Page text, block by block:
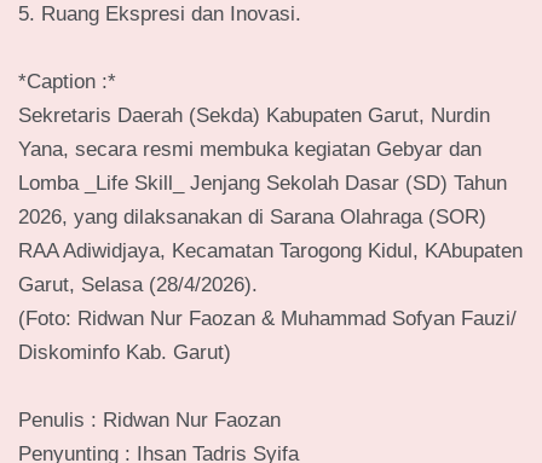
5. Ruang Ekspresi dan Inovasi.
‎*Caption :*
Sekretaris Daerah (Sekda) Kabupaten Garut, Nurdin
Yana, secara resmi membuka kegiatan Gebyar dan
Lomba _Life Skill_ Jenjang Sekolah Dasar (SD) Tahun
2026, yang dilaksanakan di Sarana Olahraga (SOR)
RAA Adiwidjaya, Kecamatan Tarogong Kidul, KAbupaten
Garut, Selasa (28/4/2026).
‎(Foto: Ridwan Nur Faozan & Muhammad Sofyan Fauzi/
Diskominfo Kab. Garut)
‎Penulis : Ridwan Nur Faozan
‎Penyunting : Ihsan Tadris Syifa